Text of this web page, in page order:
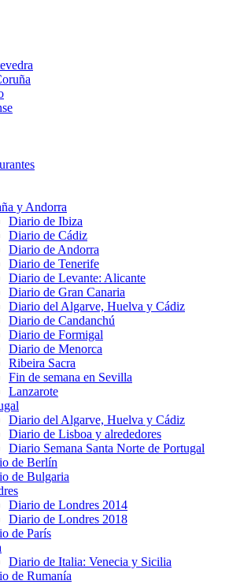
y Andorra
Diario de Ibiza
Diario de Cádiz
Diario de Andorra
Diario de Tenerife
Diario de Levante: Alicante
Diario de Gran Canaria
Diario del Algarve, Huelva y Cádiz
Diario de Candanchú
Diario de Formigal
Diario de Menorca
Ribeira Sacra
Fin de semana en Sevilla
Lanzarote
Diario del Algarve, Huelva y Cádiz
Diario de Lisboa y alrededores
Diario Semana Santa Norte de Portugal
de Berlín
de Bulgaria
Diario de Londres 2014
Diario de Londres 2018
de París
Diario de Italia: Venecia y Sicilia
de Rumanía